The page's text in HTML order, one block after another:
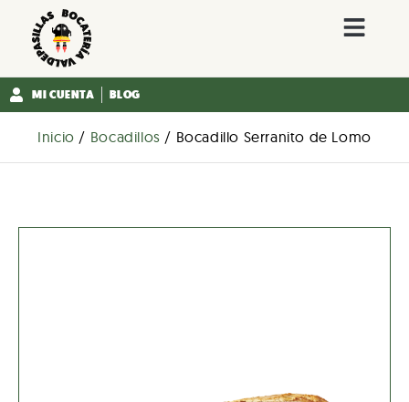
MI CUENTA BLOG
Inicio / Bocadillos / Bocadillo Serranito de Lomo